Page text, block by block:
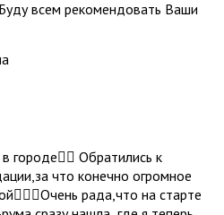
всем рекомендовать Ваши
городе👌🏼 Обратились к
что конечно огромное
рада,что на старте